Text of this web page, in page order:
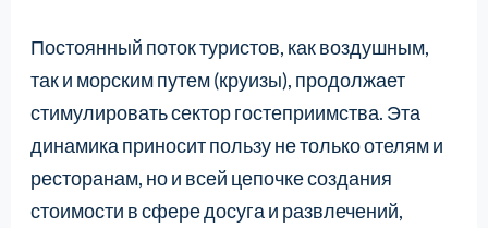
Постоянный поток туристов, как воздушным,
так и морским путем (круизы), продолжает
стимулировать сектор гостеприимства. Эта
динамика приносит пользу не только отелям и
ресторанам, но и всей цепочке создания
стоимости в сфере досуга и развлечений,